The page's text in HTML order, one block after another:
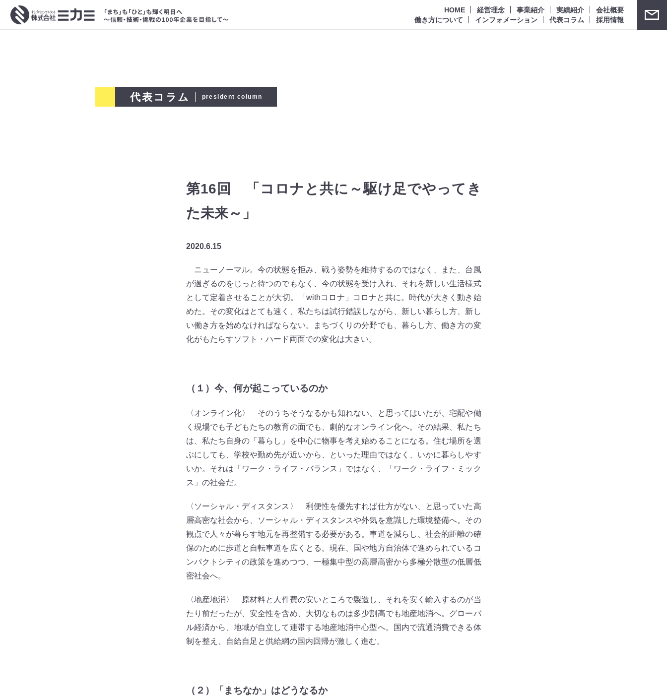
HOME 経営理念 事業紹介 実績紹介
会社概要
働き方について
インフォメーション 代表コラム 採用情報
代表コラム president column
第16回 「コロナと共に～駆け足でやってき
た未来～」
2020.6.15
ニューノーマル。今の状態を拒み、戦う姿勢を維持するのではなく、また、台風
が過ぎるのをじっと待つのでもなく、今の状態を受け入れ、それを新しい生活様式
として定着させることが大切。「withコロナ」コロナと共に。時代が大きく動き始
めた。その変化はとても速く、私たちは試行錯誤しながら、新しい暮らし方、新し
い働き方を始めなければならない。まちづくりの分野でも、暮らし方、働き方の変
化がもたらすソフト・ハード両面での変化は大きい。
（１）今、何が起こっているのか
〈オンライン化〉
そのうちそうなるかも知れない、と思ってはいたが、宅配や働
く現場でも子どもたちの教育の面でも、劇的なオンライン化へ。その結果、私たち
は、私たち自身の「暮らし」を中心に物事を考え始めることになる。住む場所を選
ぶにしても、学校や勤め先が近いから、といった理由ではなく、いかに暮らしやす
いか。それは「ワーク・ライフ・バランス」ではなく、「ワーク・ライフ・ミック
ス」の社会だ。
〈ソーシャル・ディスタンス〉
利便性を優先すれば仕方がない、と思っていた高
層高密な社会から、ソーシャル・ディスタンスや外気を意識した環境整備へ。その
観点で人々が暮らす地元を再整備する必要がある。車道を減らし、社会的距離の確
保のために歩道と自転車道を広くとる。現在、国や地方自治体で進められているコ
ンパクトシティの政策を進めつつ、一極集中型の高層高密から多極分散型の低層低
密社会へ。
〈地産地消〉
原材料と人件費の安いところで製造し、それを安く輸入するのが当
たり前だったが、安全性を含め、大切なものは多少割高でも地産地消へ。グローバ
ル経済から、地域が自立して連帯する地産地消中心型へ。国内で流通消費できる体
制を整え、自給自足と供給網の国内回帰が激しく進む。
（２）「まちなか」はどうなるか